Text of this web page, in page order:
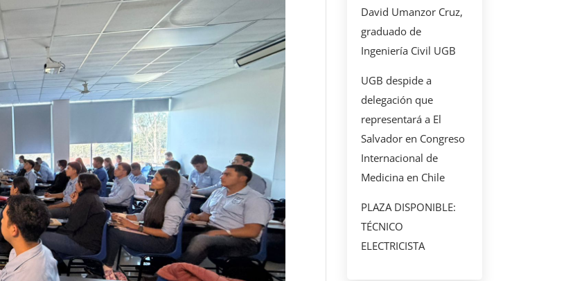
David Umanzor Cruz,
graduado de
Ingeniería Civil UGB
UGB despide a
delegación que
representará a El
Salvador en Congreso
Internacional de
Medicina en Chile
PLAZA DISPONIBLE:
TÉCNICO
ELECTRICISTA